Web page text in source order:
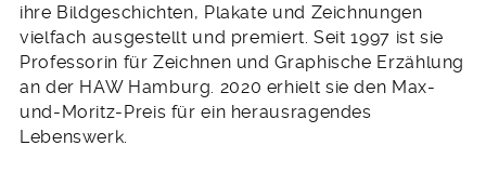
ihre Bildgeschichten, Plakate und Zeichnungen
vielfach ausgestellt und premiert. Seit 1997 ist sie
Professorin für Zeichnen und Graphische Erzählung
an der HAW Hamburg. 2020 erhielt sie den Max-
und-Moritz-Preis für ein herausragendes
Lebenswerk.